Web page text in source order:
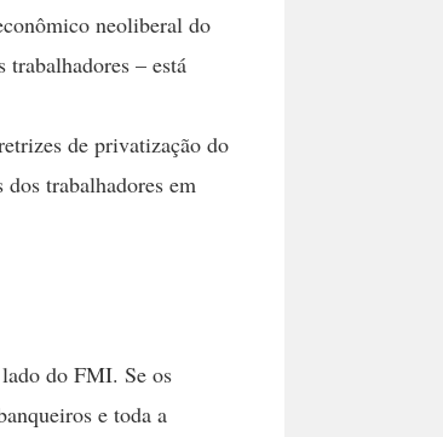
neoliberal do
– está
de privatização do
trabalhadores em
do FMI. Se os
e toda a